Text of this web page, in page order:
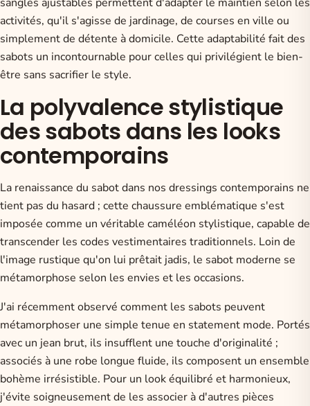
activités, qu'il s'agisse de jardinage, de courses en ville ou
simplement de détente à domicile. Cette adaptabilité fait des
sabots un incontournable pour celles qui privilégient le bien-
être sans sacrifier le style.
La polyvalence stylistique
des sabots dans les looks
contemporains
La renaissance du sabot dans nos dressings contemporains ne
tient pas du hasard ; cette chaussure emblématique s'est
imposée comme un véritable caméléon stylistique, capable de
transcender les codes vestimentaires traditionnels. Loin de
l'image rustique qu'on lui prêtait jadis, le sabot moderne se
métamorphose selon les envies et les occasions.
J'ai récemment observé comment les sabots peuvent
métamorphoser une simple tenue en statement mode. Portés
avec un jean brut, ils insufflent une touche d'originalité ;
associés à une robe longue fluide, ils composent un ensemble
bohème irrésistible. Pour un look équilibré et harmonieux,
j'évite soigneusement de les associer à d'autres pièces